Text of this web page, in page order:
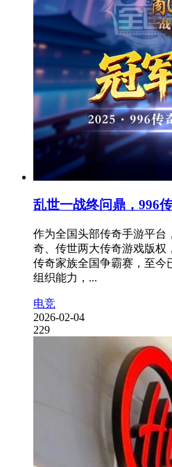
乱世一战终问鼎，996
作为全国头部传奇手游平台
奇、传世两大传奇游戏版权
传奇家族全国争霸赛，至今
组织能力，...
电竞
2026-02-04
229